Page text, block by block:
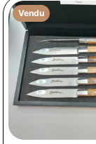
Vendu